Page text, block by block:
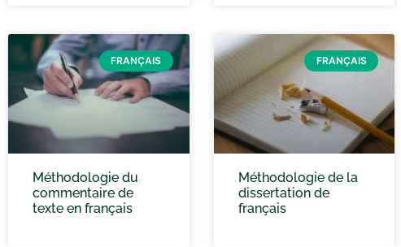
FRANÇAIS
Méthodologie du
commentaire de
texte en français
FRANÇAIS
Méthodologie de la
dissertation de
français